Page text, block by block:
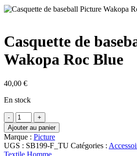
Casquette de
Wakopa Roc Blue
40,00 €
En stock
quantité
de
Casquette
de
baseball
Ajouter au panier
Marque : Picture
UGS : SB199-F_TU Catégories :
Textile Homme